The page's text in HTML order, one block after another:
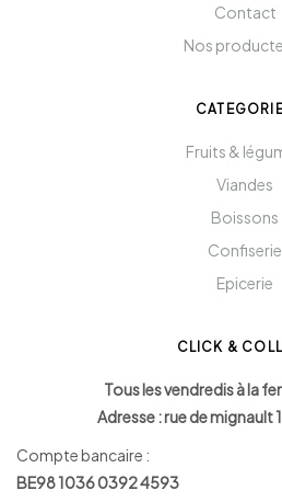
Contact
Nos
Fruits &
Viandes
Boissons
Confiserie
Epicerie
CLICK &
Tous les vendredis à la
Adresse : rue de mignault
Compte bancaire :
BE98 1036 0392 4593